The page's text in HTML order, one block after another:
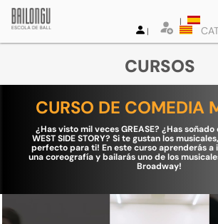
CURSOS
CURSO DE COMEDIA
¿Has visto mil veces GREASE? ¿Has
WEST SIDE STORY? Si te gustan los
perfecto para ti! En este curso aprenderás
una coreografía y bailarás uno de los
Broadway!